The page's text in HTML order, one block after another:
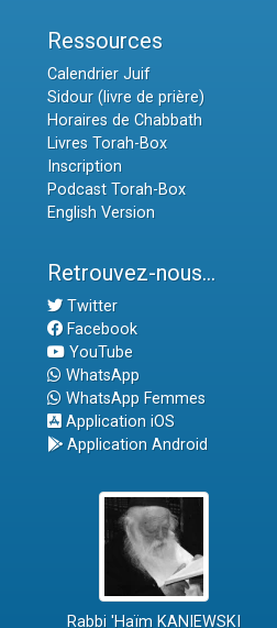
Ressources
Calendrier Juif
Sidour (livre de prière)
Horaires de Chabbath
Livres Torah-Box
Inscription
Podcast Torah-Box
English Version
Retrouvez-nous...
Twitter
Facebook
YouTube
WhatsApp
WhatsApp Femmes
Application iOS
Application Android
Rabbi 'Haïm KANIEWSKI